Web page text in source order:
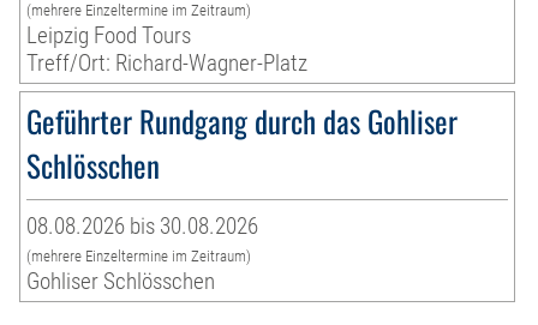
(mehrere Einzeltermine im Zeitraum)
Leipzig Food Tours
Treff/Ort: Richard-Wagner-Platz
Geführter Rundgang durch das Gohliser
Schlösschen
08.08.2026 bis 30.08.2026
(mehrere Einzeltermine im Zeitraum)
Gohliser Schlösschen